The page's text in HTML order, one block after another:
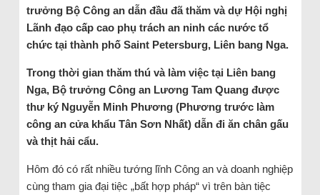
trưởng Bộ Công an dẫn đầu đã thăm và dự Hội nghị
Lãnh đạo cấp cao phụ trách an ninh các nước tổ
chức tại thành phố Saint Petersburg, Liên bang Nga.
Trong thời gian thăm thú và làm việc tại Liên bang
Nga, Bộ trưởng Công an Lương Tam Quang được
thư ký Nguyễn Minh Phương (Phương trước làm
công an cửa khẩu Tân Sơn Nhất) dẫn đi ăn chân gấu
và thịt hải cẩu.
Hôm đó có rất nhiều tướng lĩnh Công an và doanh nghiệp
cùng tham gia đại tiệc „bất hợp pháp“ vì trên bàn tiệc